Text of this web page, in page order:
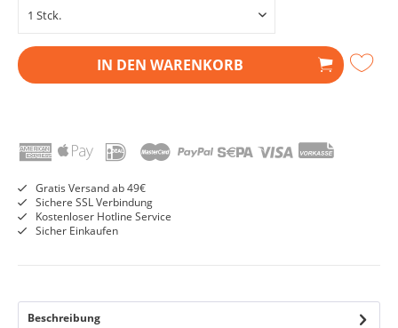
IN DEN WARENKORB
Gratis Versand ab 49€
Sichere SSL Verbindung
Kostenloser Hotline Service
Sicher Einkaufen
Beschreibung